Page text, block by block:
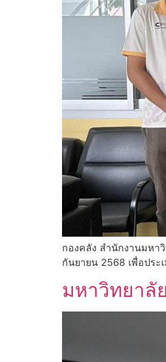
กองคลัง สำนักงานมหา
กันยายน 2568 เพื่อปร
มหาวิทยาลั